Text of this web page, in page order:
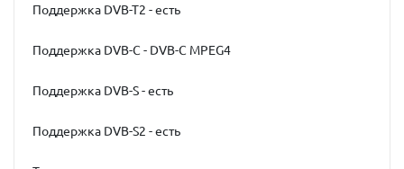
Поддержка DVB-T2 - есть
Поддержка DVB-C - DVB-C MPEG4
Поддержка DVB-S - есть
Поддержка DVB-S2 - есть